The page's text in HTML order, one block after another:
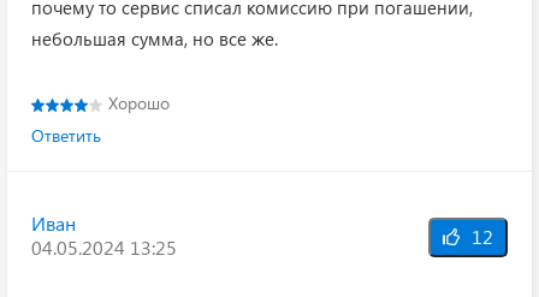
почему то сервис списал комиссию при погашении,
небольшая сумма, но все же.
Хорошо
Ответить
Иван
04.05.2024 13:25
12